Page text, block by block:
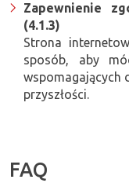
Zapewnienie
(4.1.3)
Strona
sposób, aby
wspomagających
przyszłości.
FAQ